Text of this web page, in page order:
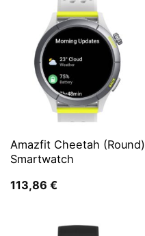
Amazfit Cheetah (Round)
Smartwatch
113,86 €